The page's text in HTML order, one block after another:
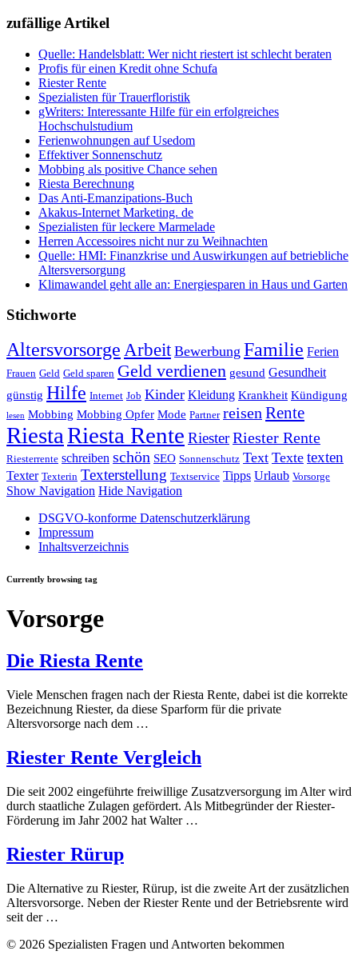
zufällige Artikel
Quelle: Handelsblatt: Wer nicht riestert ist schlecht beraten
Profis für einen Kredit ohne Schufa
Riester Rente
Spezialisten für Trauerfloristik
gWriters: Interessante Hilfe für ein erfolgreiches
Hochschulstudium
Ferienwohnungen auf Usedom
Effektiver Sonnenschutz
Mobbing als positive Chance sehen
Riesta Berechnung
Das Anti-Emanzipations-Buch
Akakus-Internet Marketing. de
Spezialisten für leckere Marmelade
Herren Accessoires nicht nur zu Weihnachten
Quelle: HMI: Finanzkrise und Auswirkungen auf betriebliche
Altersversorgung
Klimawandel geht alle an: Energiesparen in Haus und Garten
Stichworte
Altersvorsorge Arbeit Bewerbung Familie Ferien
Frauen Geld Geld sparen Geld verdienen gesund Gesundheit
günstig Hilfe Internet Job Kinder Kleidung Krankheit Kündigung
lesen Mobbing Mobbing Opfer Mode Partner reisen Rente
RiestaRiesta Rente RiesterRiester Rente
Riesterrente schreiben schön SEO Sonnenschutz Text Texte texten
Texter Texterin Texterstellung Textservice Tipps Urlaub Vorsorge
Show Navigation Hide Navigation
DSGVO-konforme Datenschutzerklärung
Impressum
Inhaltsverzeichnis
Currently browsing tag
Vorsorge
Die Riesta Rente
Viele Menschen fragen nach der Riesta Rente, dabei ist die korrekte
Bezeichnung Riester, da diese Sparform für die private
Altersvorsorge nach dem …
Riester Rente Vergleich
Die seit 2002 eingeführte freiwillige Zusatzversorgung im Alter wird
durch staatliche Zulagen gefördert. Als Mitbegründer der Riester-
Förderung im Jahr 2002 hat Walter …
Riester Rürup
Die Alternative zu Riester, Rürup, ist die zweite Art der zusätzlichen
Altersvorsorge. Neben der Riester Rente und der Betriebsrente wird
seit der …
© 2026 Spezialisten Fragen und Antworten bekommen